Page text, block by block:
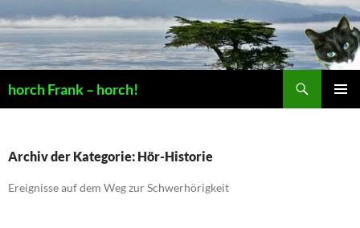
horch Frank – horch!
Archiv der Kategorie: Hör-Historie
Ereignisse auf dem Weg zur Schwerhörigkeit